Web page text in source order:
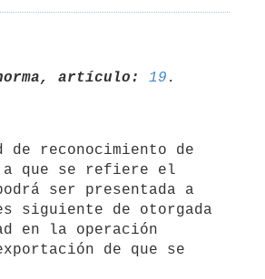
artículo: 19
que se refiere el
ser presentada a
siguiente de otorgada
en la operación
de que se